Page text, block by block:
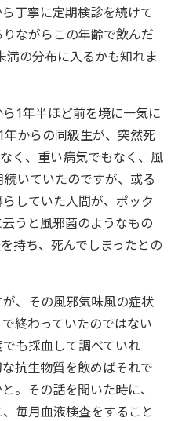
丁寧に定期検診を続けて
ながらこの年齢で飲んだ
満の分布に入るかも知れま
1年半ほど前を境に一気に
からの同級生が、突然死
く、重い病気でもなく、風
いていたのですが、或る
していた人間が、ポック
うと風邪菌のようなもの
持ち、死んでしまったとの
、その風邪気味風の症状
終わっていたのではない
も採血して調べていれ
抗生物質を飲めばそれで
。その話を聞いた時に、
毎月血液検査をすること